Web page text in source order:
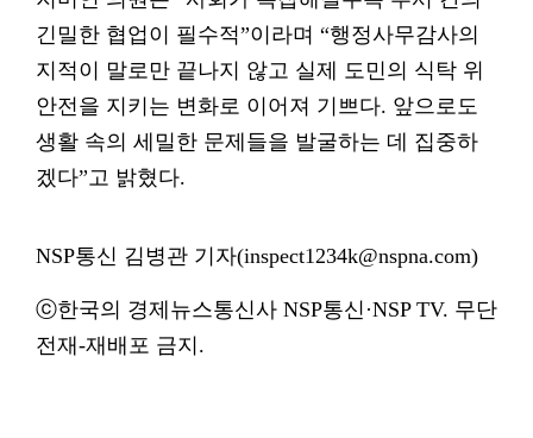
긴밀한 협업이 필수적”이라며 “행정사무감사의
지적이 말로만 끝나지 않고 실제 도민의 식탁 위
안전을 지키는 변화로 이어져 기쁘다. 앞으로도
생활 속의 세밀한 문제들을 발굴하는 데 집중하
겠다”고 밝혔다.
NSP통신 김병관 기자(inspect1234k@nspna.com)
ⓒ한국의 경제뉴스통신사 NSP통신·NSP TV. 무단
전재-재배포 금지.